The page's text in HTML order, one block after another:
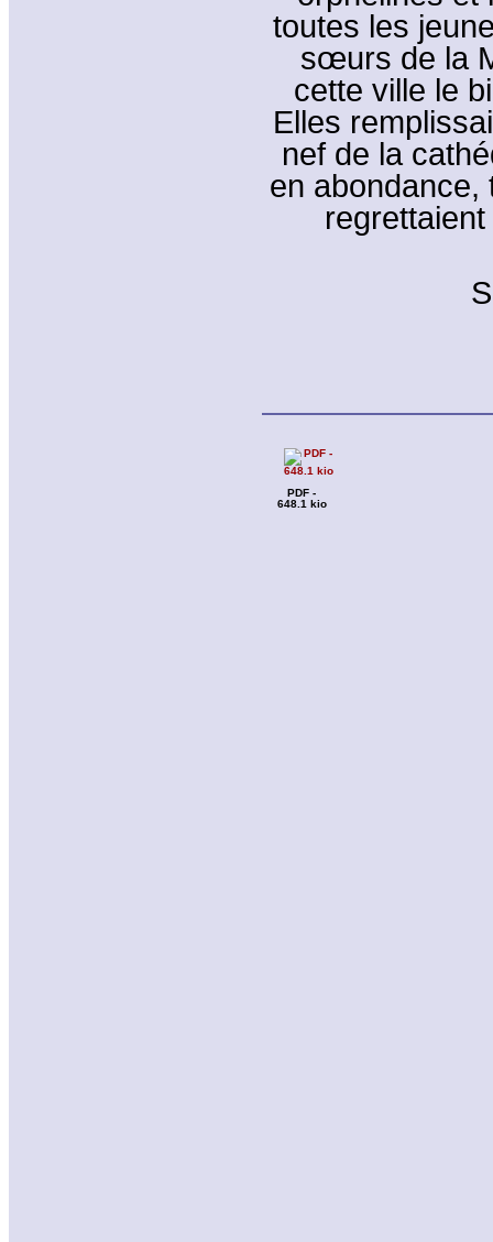
toutes les
sœurs de la
cette ville le
Elles
nef de la
en abondance,
PDF -
648.1 kio